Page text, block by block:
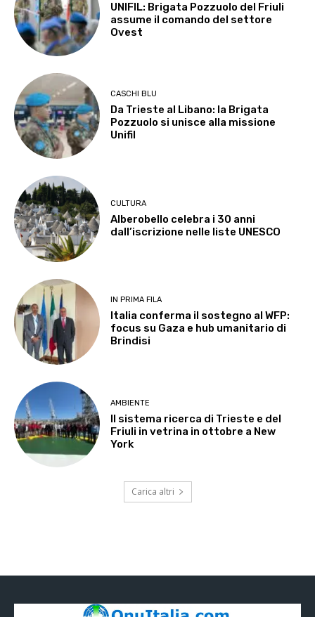
UNIFIL: Brigata Pozzuolo del Friuli
assume il comando del settore
Ovest
CASCHI BLU
Da Trieste al Libano: la Brigata
Pozzuolo si unisce alla missione
Unifil
CULTURA
Alberobello celebra i 30 anni
dall’iscrizione nelle liste UNESCO
IN PRIMA FILA
Italia conferma il sostegno al WFP:
focus su Gaza e hub umanitario di
Brindisi
AMBIENTE
Il sistema ricerca di Trieste e del
Friuli in vetrina in ottobre a New
York
Carica altri